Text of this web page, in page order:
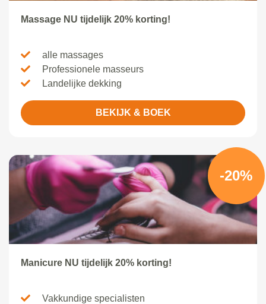
Massage NU tijdelijk 20% korting!
alle massages
Professionele masseurs
Landelijke dekking
BEKIJK & BOEK
-20%
Manicure NU tijdelijk 20% korting!
Vakkundige specialisten